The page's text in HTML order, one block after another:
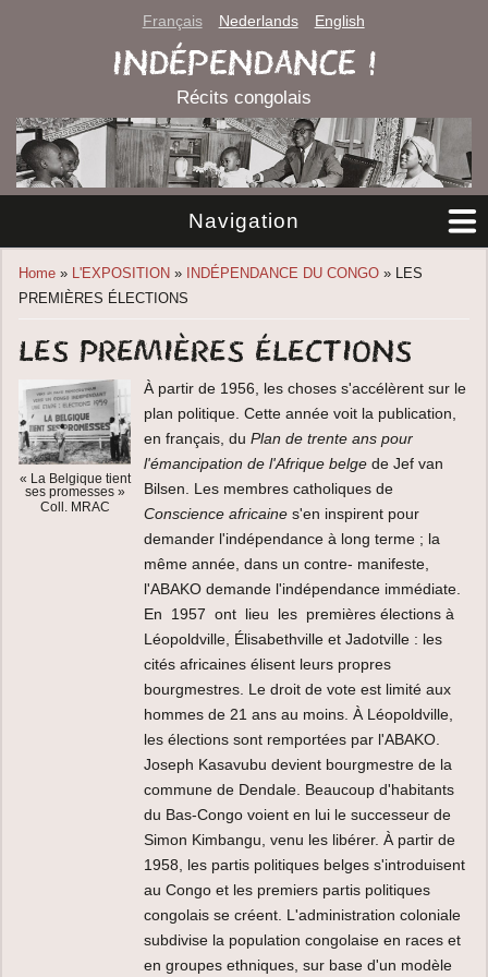
Français Nederlands English
INDÉPENDANCE !
Récits congolais
Navigation
You are here
Home » L'EXPOSITION » INDÉPENDANCE DU CONGO » LES
PREMIÈRES ÉLECTIONS
Les premières élections
« La Belgique tient
ses promesses »
Coll. MRAC
À partir de 1956, les choses s'accélèrent sur le
plan politique. Cette année voit la publication,
en français, du Plan de trente ans pour
l'émancipation de l'Afrique belge de Jef van
Bilsen. Les membres catholiques de
Conscience africaine s'en inspirent pour
demander l'indépendance à long terme ; la
même année, dans un contre- manifeste,
l'ABAKO demande l'indépendance immédiate.
En 1957 ont lieu les premières élections à
Léopoldville, Élisabethville et Jadotville : les
cités africaines élisent leurs propres
bourgmestres. Le droit de vote est limité aux
hommes de 21 ans au moins. À Léopoldville,
les élections sont remportées par l'ABAKO.
Joseph Kasavubu devient bourgmestre de la
commune de Dendale. Beaucoup d'habitants
du Bas-Congo voient en lui le successeur de
Simon Kimbangu, venu les libérer. À partir de
1958, les partis politiques belges s'introduisent
au Congo et les premiers partis politiques
congolais se créent. L'administration coloniale
subdivise la population congolaise en races et
en groupes ethniques, sur base d'un modèle